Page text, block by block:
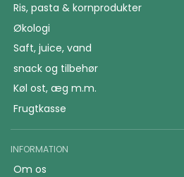
Ris, pasta & kornprodukter
Økologi
Saft, juice, vand
snack og tilbehør
Køl ost, æg m.m.
Frugtkasse
INFORMATION
Om os